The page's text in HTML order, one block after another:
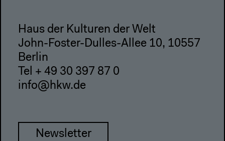
Haus der Kulturen der Welt
John-Foster-Dulles-Allee 10, 10557
Berlin
Tel + 49 30 397 87 0
info@hkw.de
Newsletter